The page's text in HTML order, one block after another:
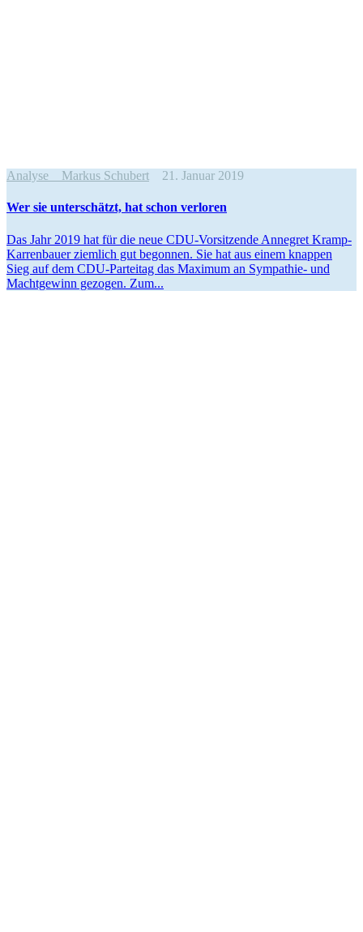
Analyse Markus Schubert 21. Januar 2019
Wer sie unter­schätzt, hat schon verloren
Das Jahr 2019 hat für die neue CDU-Vorsi­t­­zende Annegret Kramp-
Karren­­bauer ziemlich gut begonnen. Sie hat aus einem knappen
Sieg auf dem CDU-Parteitag das Maximum an Sympathie- und
Macht­gewinn gezogen. Zum...